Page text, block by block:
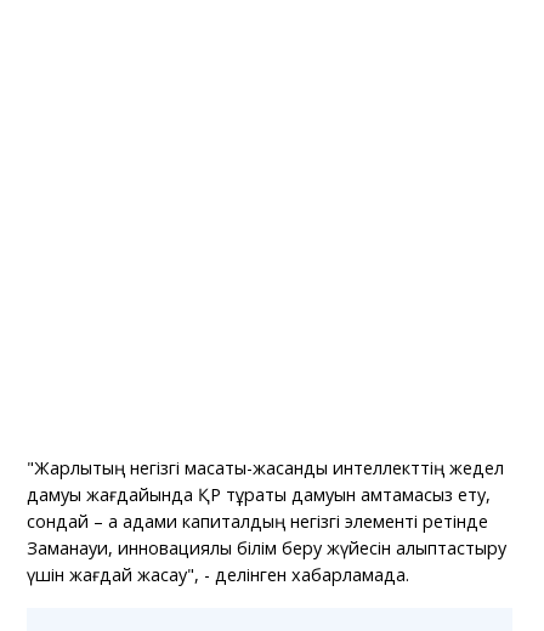
"Жарлықтың негізгі мақсаты-жасанды интеллекттің жедел
дамуы жағдайында ҚР тұрақты дамуын қамтамасыз ету,
сондай – ақ адами капиталдың негізгі элементі ретінде
Заманауи, инновациялық білім беру жүйесін қалыптастыру
үшін жағдай жасау", - делінген хабарламада.